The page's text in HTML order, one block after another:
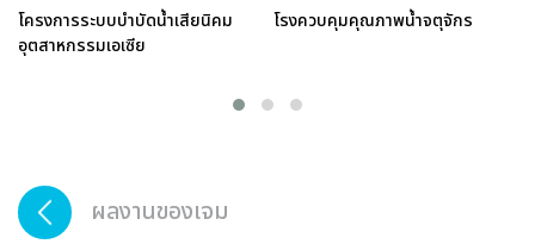
โครงการระบบบำบัดน้ำเสียนิคม
อุตสาหกรรมเอเซีย
โรงควบคุมคุณภาพน้ำจตุจักร
ผลงานของเจม